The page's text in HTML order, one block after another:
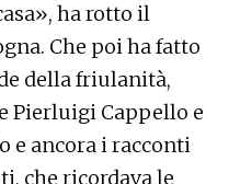
ha rotto il
Che poi ha fatto
della friulanità,
Pierluigi Cappello e
e ancora i racconti
che ricordava le